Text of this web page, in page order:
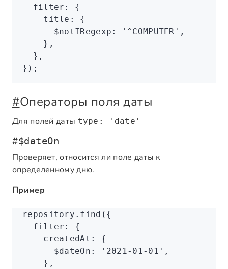
  filter
:
{
    title
:
{
      $notIRegexp
: '^COMPUTER' ,
    }
,
  }
,
});
#Операторы поля даты
Для полей даты type: 'date'
#$dateOn
Проверяет, относится ли поле даты к
определенному дню.
Пример
repository .find ({
  filter
:
{
    createdAt
:
{
      $dateOn
: '2021-01-01' ,
    }
,